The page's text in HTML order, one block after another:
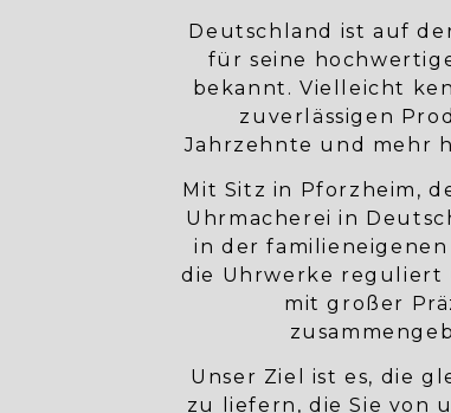
Deutschland ist auf
für seine
bekannt. Vielleicht
zuverlässigen
Jahrzehnte und mehr
Mit Sitz in Pforzheim,
Uhrmacherei in
in der
die Uhrwerke reguliert
mit großer
Unser Ziel ist es, die
zu liefern, die Sie von